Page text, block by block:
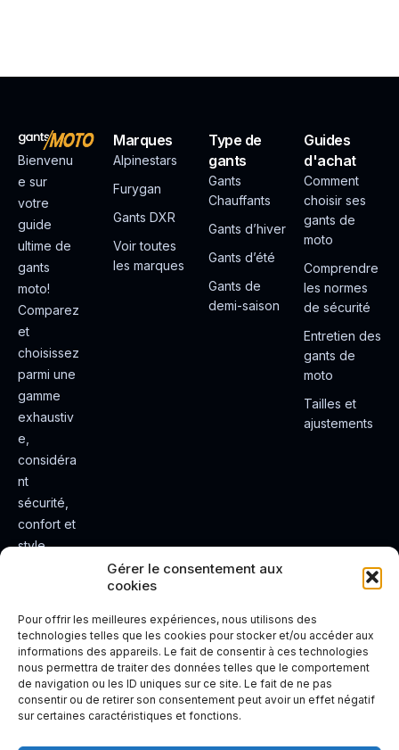
Gérer le consentement aux
cookies
Pour offrir les meilleures expériences, nous utilisons des
technologies telles que les cookies pour stocker et/ou accéder aux
informations des appareils. Le fait de consentir à ces technologies
nous permettra de traiter des données telles que le comportement
de navigation ou les ID uniques sur ce site. Le fait de ne pas
consentir ou de retirer son consentement peut avoir un effet négatif
sur certaines caractéristiques et fonctions.
Bienvenu
e sur
votre
guide
ultime de
gants
moto!
Comparez
et
choisissez
parmi une
gamme
exhaustiv
e,
considéra
nt
sécurité,
confort et
style.
e de
conduite
plus sûre
et plus
agréable.
Marques
Alpinestars
Furygan
Gants DXR
Voir toutes
les marques
Type de
gants
Gants
Chauffants
Gants d’hiver
Gants d’été
Gants de
demi-saison
Guides
d'achat
Comment
choisir ses
gants de
moto
Comprendre
les normes
de sécurité
Entretien des
gants de
moto
Tailles et
ajustements